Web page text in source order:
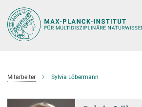
Hauptinhalt
Mitarbeiter Sylvia Löbermann